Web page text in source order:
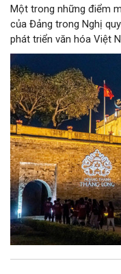
Một trong những điểm
của Đảng trong Nghị
phát triển văn hóa Việt
và phát huy giá trị di
xã hội và du lịch”; đồng
triển kinh tế di sản”.